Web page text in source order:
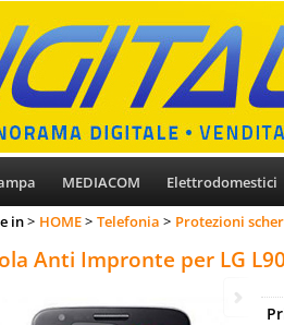
MEDIACOM Elettrodomestici
in HOME Telefonia Protezioni
Anti Impronte per LG